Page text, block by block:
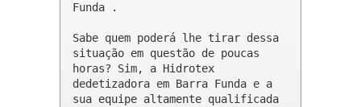
Funda .
Sabe quem poderá lhe tirar dessa
situação em questão de poucas
horas? Sim, a Hidrotex
dedetizadora em Barra Funda e a
sua equipe altamente qualificada